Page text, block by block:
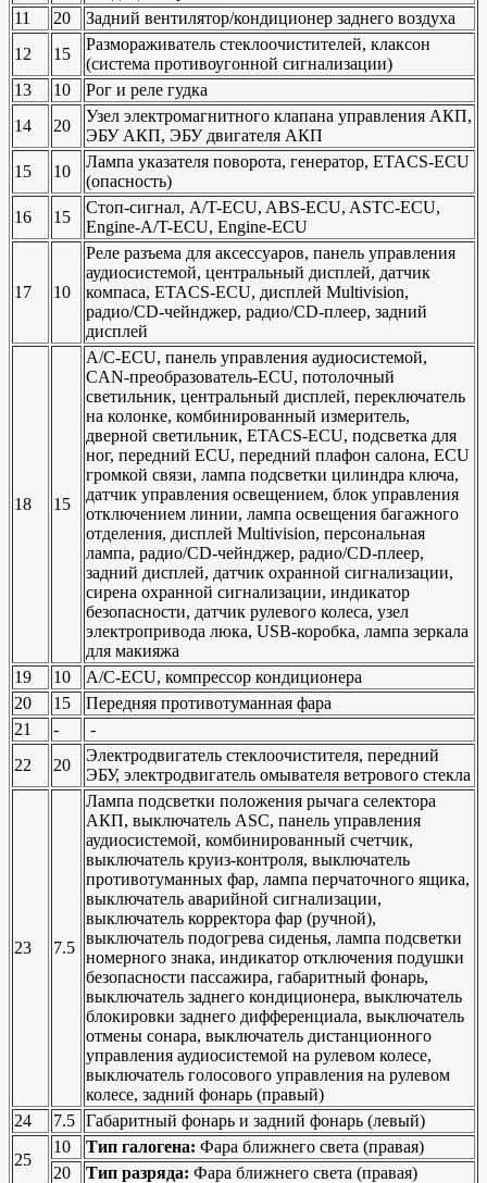
11
20
Задний вентилятор/кондиционер заднего воздуха
12
15
Размораживатель стеклоочистителей, клаксон
(система противоугонной сигнализации)
13
10
Рог и реле гудка
14
20
Узел электромагнитного клапана управления АКП,
ЭБУ АКП, ЭБУ двигателя АКП
15
10
Лампа указателя поворота, генератор, ETACS-ECU
(опасность)
16
15
Стоп-сигнал, A/T-ECU, ABS-ECU, ASTC-ECU,
Engine-A/T-ECU, Engine-ECU
17 10
Реле разъема для аксессуаров, панель управления
аудиосистемой, центральный дисплей, датчик
компаса, ETACS-ECU, дисплей Multivision,
радио/CD-чейнджер, радио/CD-плеер, задний
дисплей
18 15
A/C-ECU, панель управления аудиосистемой,
CAN-преобразователь-ECU, потолочный
светильник, центральный дисплей, переключатель
на колонке, комбинированный измеритель,
дверной светильник, ETACS-ECU, подсветка для
ног, передний ECU, передний плафон салона, ECU
громкой связи, лампа подсветки цилиндра ключа,
датчик управления освещением, блок управления
отключением линии, лампа освещения багажного
отделения, дисплей Multivision, персональная
лампа, радио/CD-чейнджер, радио/CD-плеер,
задний дисплей, датчик охранной сигнализации,
сирена охранной сигнализации, индикатор
безопасности, датчик рулевого колеса, узел
электропривода люка, USB-коробка, лампа зеркала
для макияжа
19
10
A/C-ECU, компрессор кондиционера
20
15
Передняя противотуманная фара
21
-
-
22
20
Электродвигатель стеклоочистителя, передний
ЭБУ, электродвигатель омывателя ветрового стекла
23 7.5
Лампа подсветки положения рычага селектора
АКП, выключатель ASC, панель управления
аудиосистемой, комбинированный счетчик,
выключатель круиз-контроля, выключатель
противотуманных фар, лампа перчаточного ящика,
выключатель аварийной сигнализации,
выключатель корректора фар (ручной),
выключатель подогрева сиденья, лампа подсветки
номерного знака, индикатор отключения подушки
безопасности пассажира, габаритный фонарь,
выключатель заднего кондиционера, выключатель
блокировки заднего дифференциала, выключатель
отмены сонара, выключатель дистанционного
управления аудиосистемой на рулевом колесе,
выключатель голосового управления на рулевом
колесе, задний фонарь (правый)
24
7.5 Габаритный фонарь и задний фонарь (левый)
25
10 Тип галогена: Фара ближнего света (правая)
20
Тип разряда: Фара ближнего света (правая)